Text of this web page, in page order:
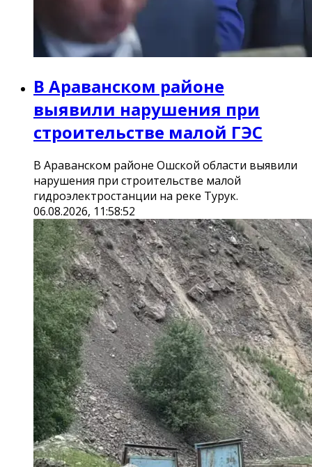
В Араванском районе
выявили нарушения при
строительстве малой ГЭС
В Араванском районе Ошской области выявили
нарушения при строительстве малой
гидроэлектростанции на реке Турук.
06.08.2026, 11:58:52